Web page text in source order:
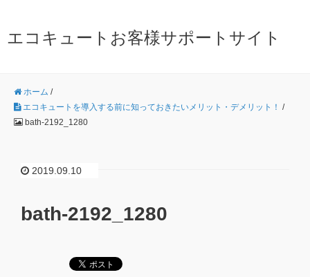
エコキュートお客様サポートサイト
ホーム /
エコキュートを導入する前に知っておきたいメリット・デメリット！ /
bath-2192_1280
2019.09.10
bath-2192_1280